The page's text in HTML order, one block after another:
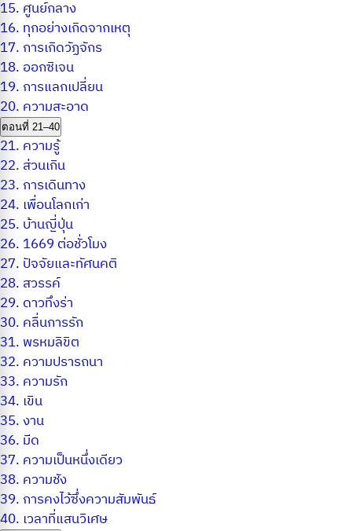
15. ศูนย์กลาง
16. ทุกอย่างเกิดจากเหตุ
17. การเกิดวัฏจักร
18. ออกซิเจน
19. การแลกเปลี่ยน
20. ความสะอาด
ตอนที่ 21–40
21. ความรู้
22. ส่วนเกิน
23. การเดินทาง
24. เพื่อนโลกเก่า
25. บ้านญี่ปุ่น
26. 1669 ต่อชั่วโมง
27. ปัจจัยและทัศนคติ
28. สวรรค์
29. ดาวทึงร่า
30. คลื่นการรัก
31. พรหมลิขิต
32. ความปรารถนา
33. ความรัก
34. เขิน
35.งาน
36. มีด
37. ความเป็นหนึ่งเดียว
38. ความชัง
39. การคงไว้ซึ่งความสัมพันธ์
40. เวลาที่แสนวิเศษ